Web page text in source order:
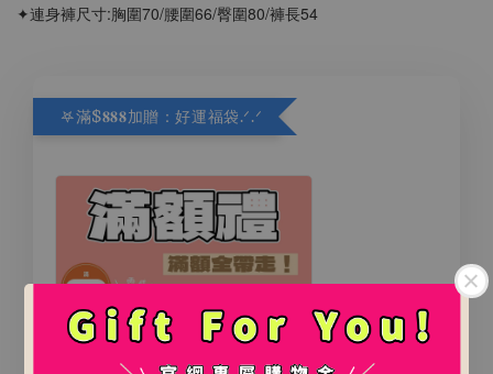
✦連身褲尺寸:胸圍70/腰圍66/臀圍80/褲長54
𖤐滿$𝟖𝟖𝟖加贈：好運福袋.ᐟ‪.ᐟ